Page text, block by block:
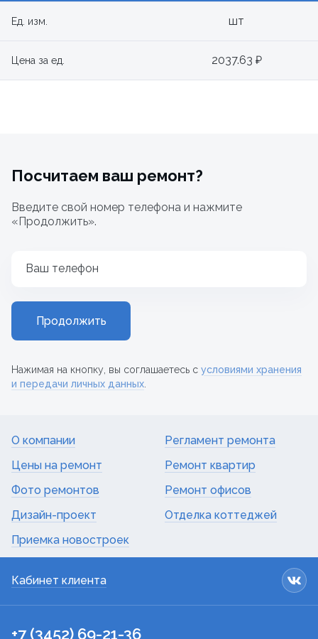
Ед. изм. шт
Цена за ед. 2037.63 ₽
Посчитаем ваш ремонт?
Введите свой номер телефона и нажмите
«Продолжить».
Ваш телефон
Продолжить
Нажимая на кнопку, вы соглашаетесь с условиями хранения
и передачи личных данных.
О компании
Цены на ремонт
Фото ремонтов
Дизайн-проект
Приемка новостроек
Регламент ремонта
Ремонт квартир
Ремонт офисов
Отделка коттеджей
Кабинет клиента
+7 (3452) 69-21-36